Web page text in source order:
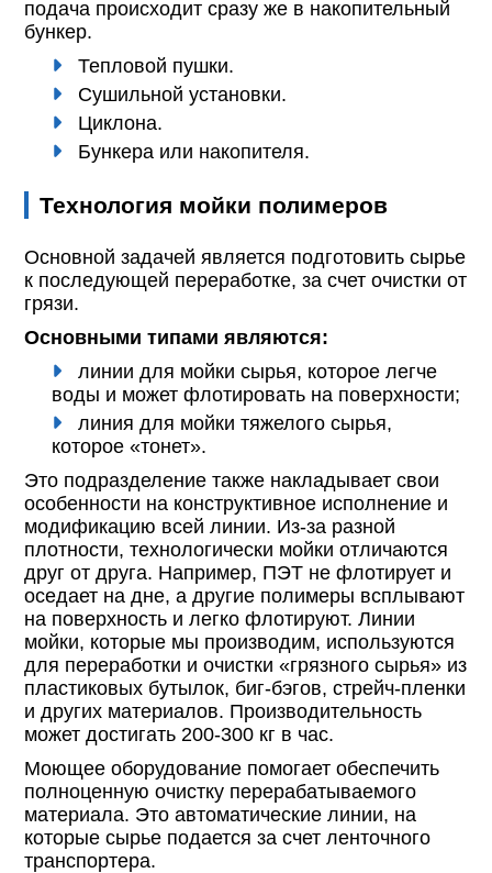
подача происходит сразу же в накопительный
бункер.
Тепловой пушки.
Сушильной установки.
Циклона.
Бункера или накопителя.
Технология мойки полимеров
Основной задачей является подготовить сырье
к последующей переработке, за счет очистки от
грязи.
Основными типами являются:
линии для мойки сырья, которое легче
воды и может флотировать на поверхности;
линия для мойки тяжелого сырья,
которое «тонет».
Это подразделение также накладывает свои
особенности на конструктивное исполнение и
модификацию всей линии. Из-за разной
плотности, технологически мойки отличаются
друг от друга. Например, ПЭТ не флотирует и
оседает на дне, а другие полимеры всплывают
на поверхность и легко флотируют. Линии
мойки, которые мы производим, используются
для переработки и очистки «грязного сырья» из
пластиковых бутылок, биг-бэгов, стрейч-пленки
и других материалов. Производительность
может достигать 200-300 кг в час.
Моющее оборудование помогает обеспечить
полноценную очистку перерабатываемого
материала. Это автоматические линии, на
которые сырье подается за счет ленточного
транспортера.